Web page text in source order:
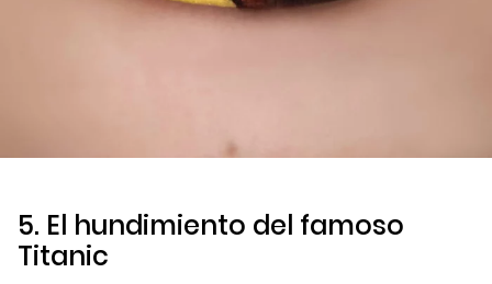
5. El hundimiento del famoso
Titanic